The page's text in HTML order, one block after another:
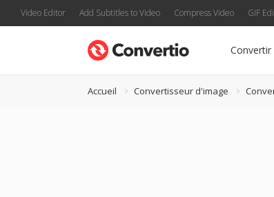
Video Editor Add Subtitles to Video Compress Video GIF
Convertir
Accueil Convertisseur d'image